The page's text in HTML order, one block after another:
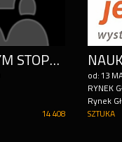
CIEKAWOŚĆ PIERWSZYM STOPNIEM DO NAGRÓD
14 408
od: 13
RYNEK
Rynek
SZTUKA